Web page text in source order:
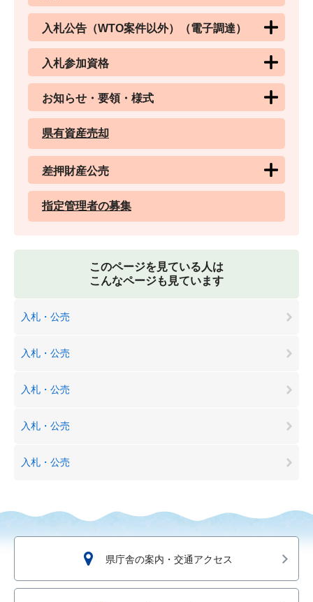
入札公告（WTO案件以外）（電子調達）
入札参加資格
お知らせ・要領・様式
県有資産売却
差押財産公売
指定管理者の募集
このページを見ている人は
こんなページも見ています
入札・公売
入札・公売
入札・公売
入札・公売
入札・公売
県庁舎の案内・交通アクセス